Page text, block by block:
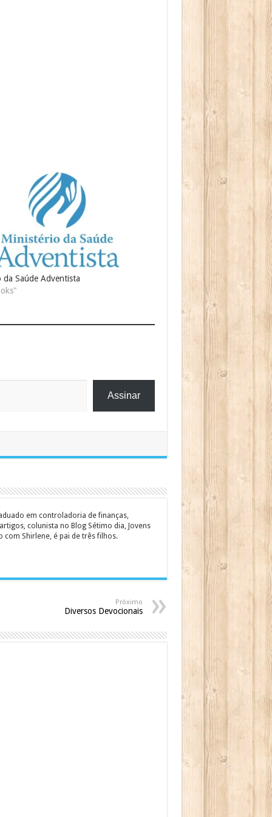
da Saúde Adventista
Assinar
em controladoria de finanças,
colunista no Blog Sétimo dia, Jovens
com Shirlene, é pai de três filhos.
Próximo
Diversos Devocionais